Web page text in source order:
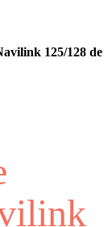
125/128 de